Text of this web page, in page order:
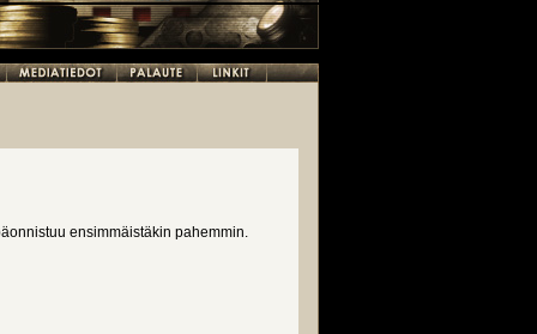
ensimmäistäkin pahemmin.